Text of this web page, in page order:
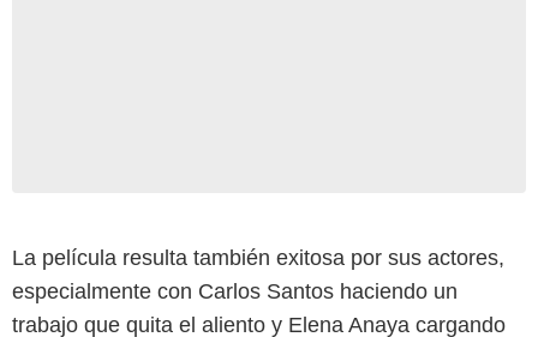
La película resulta también exitosa por sus actores,
especialmente con Carlos Santos haciendo un
trabajo que quita el aliento y Elena Anaya cargando